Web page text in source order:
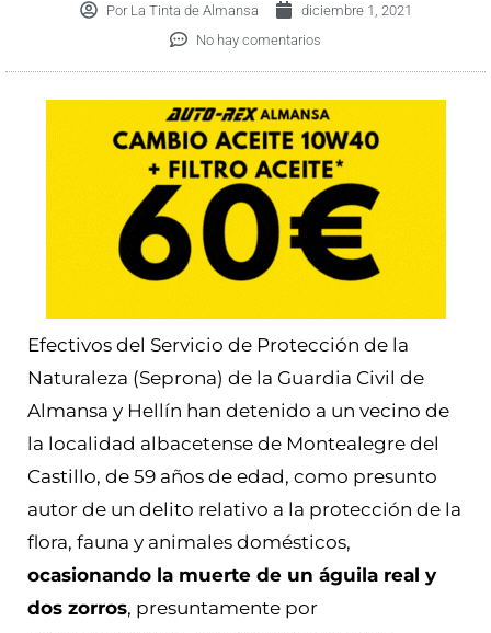
PorLa Tinta de Almansa
diciembre 1, 2021
No hay comentarios
Efectivos del Servicio de Protección de la
Naturaleza (Seprona) de la Guardia Civil de
Almansa y Hellín han detenido a un vecino de
la localidad albacetense de Montealegre del
Castillo, de 59 años de edad, como presunto
autor de un delito relativo a la protección de la
flora, fauna y animales domésticos,
ocasionando la muerte de un águila real y
dos zorros, presuntamente por